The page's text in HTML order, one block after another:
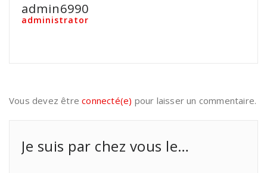
admin6990
administrator
Vous devez êtreconnecté(e) pour laisser un commentaire.
Je suis par chez vous le…